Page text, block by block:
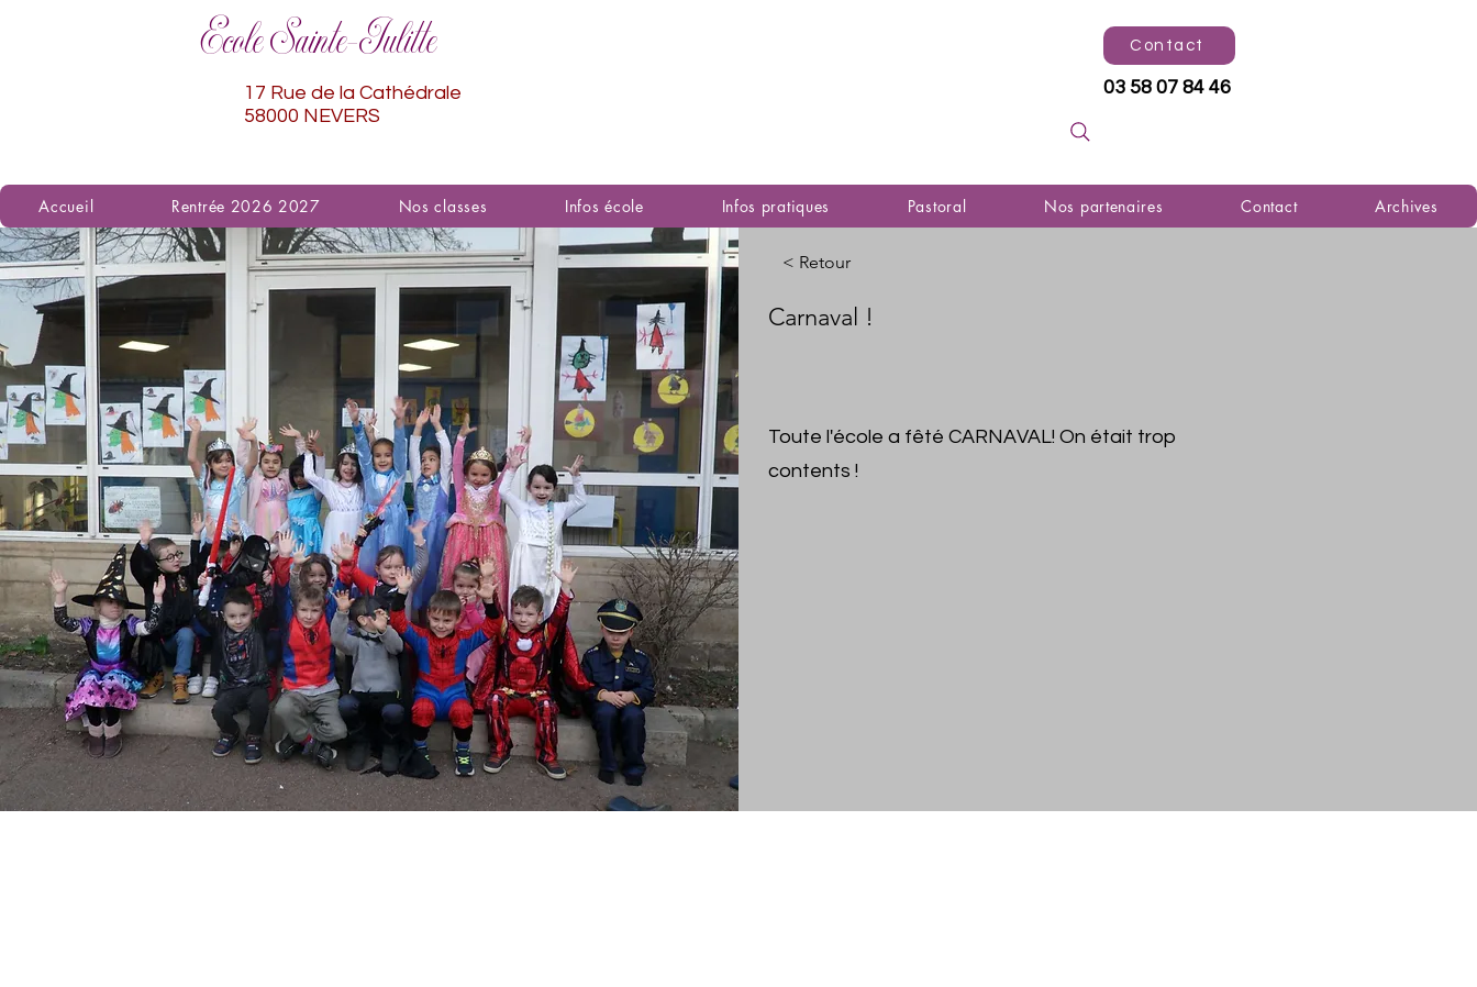
Ecole Sainte-Julitte
17 Rue de la Cathédrale
58000 NEVERS
Contact
03 58 07 84 46
Accueil Rentrée 2026 2027 Nos classes Infos école Infos pratiques Pastoral Nos partenaires Contact Archives
< Retour
Carnaval !
Toute l'école a fêté CARNAVAL! On était trop
contents !